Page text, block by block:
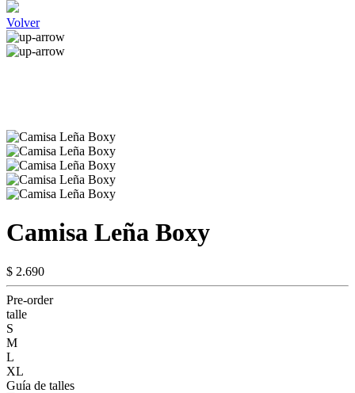
Volver
Camisa Leña Boxy
$ 2.690
Pre-order
talle
S
M
L
XL
Guía de talles